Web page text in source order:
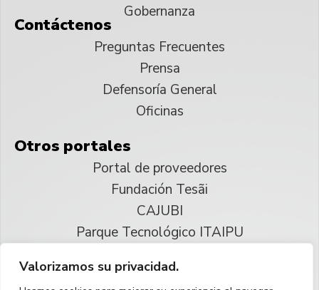
Valorizamos su privacidad.
Gobernanza
Contáctenos
Preguntas Frecuentes
Prensa
Defensoría General
Oficinas
Otros portales
Portal de proveedores
Fundación Tesãi
CAJUBI
Parque Tecnológico ITAIPU